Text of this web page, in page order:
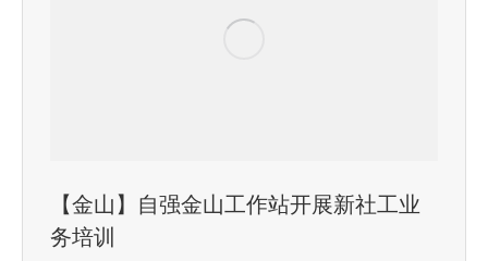
【金山】自强金山工作站开展新社工业
务培训